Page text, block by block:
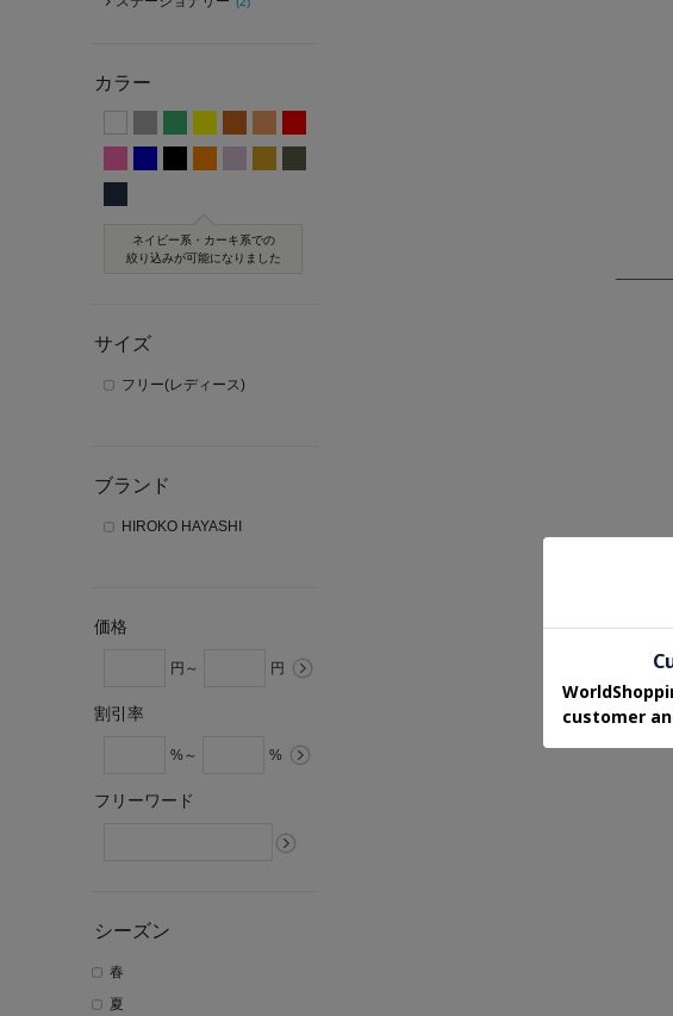
カラー
ネイビー系・カーキ系での
絞り込みが可能になりました
サイズ
フリー(レディース)
ブランド
HIROKO HAYASHI
価格
円～ 円
割引率
%～ %
フリーワード
シーズン
春
夏